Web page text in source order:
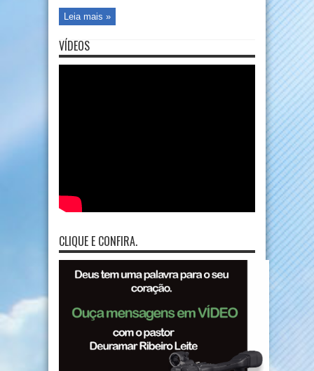
Leia mais »
VÍDEOS
CLIQUE E CONFIRA.